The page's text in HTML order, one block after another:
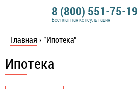
8 (800) 551-75-19
Бесплатная консультация
Главная › "Ипотека"
Ипотека